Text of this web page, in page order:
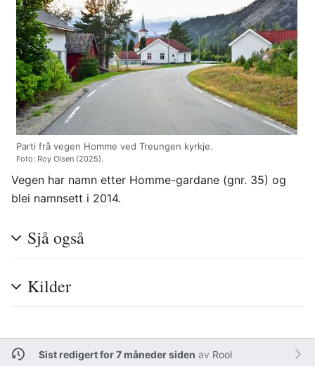
Parti frå vegen Homme ved Treungen kyrkje.
Foto: Roy Olsen (2025).
Vegen har namn etter Homme-gardane (gnr. 35) og
blei namnsett i 2014.
Sjå også
Kilder
Sist redigert for 7 måneder siden av Rool